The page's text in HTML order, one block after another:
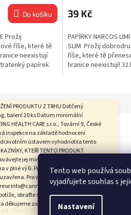
Tento web používá
vyjadřujete souhlas s
Nastavení
PRODUKTU Z TRHU Dotčený
balení 20 ks Datum minimální
HEALTH CARE s.r.o., Tovární 9, České
inspekce na základě hodnocení
ústavem vyhodnotila tento
KTEŘÍ TENTO PRODUKT
jej mimo dosah dětí. 3. Vraťte jej
plné výši. Provozovna na adrese Kozí
Pro vrácení produktu a kupní
info@cannapro.cz. Pokud jste
obraťte se na svého lékaře. Za
za spolupráci. GALAXY
Do košíku
Prožij
říše, které tě
neexistují
papírek
39 Kč
PAPÍRKY NARCOS
SLIM Prožij
říše, které tě
hranice neexistují!
. Všechna práva vyhrazena.Upravit